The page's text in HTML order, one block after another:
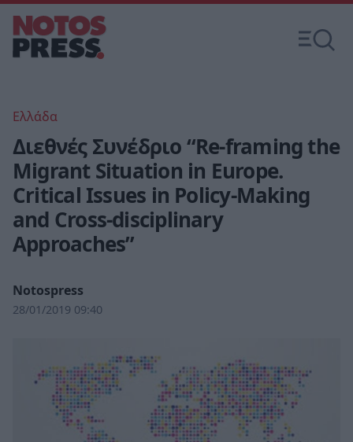
Ελλάδα
Διεθνές Συνέδριο “Re-framing the
Migrant Situation in Europe.
Critical Issues in Policy-Making
and Cross-disciplinary
Approaches”
Notospress
28/01/2019 09:40